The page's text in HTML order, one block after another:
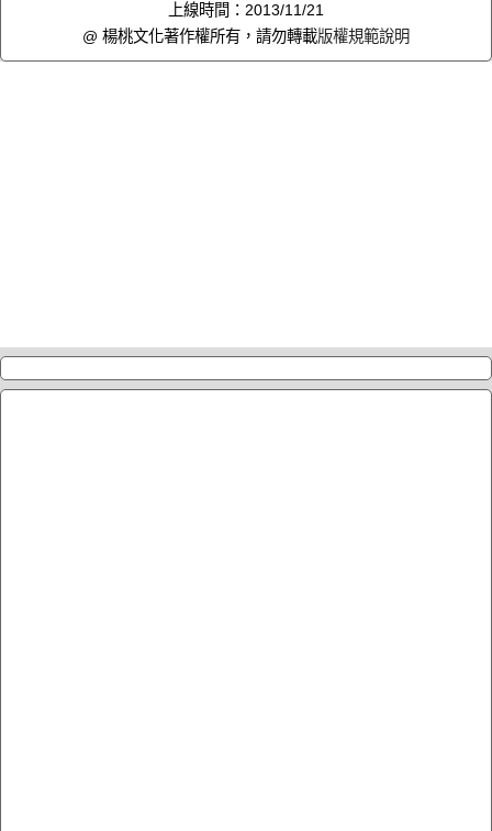
上線時間：2013/11/21
@ 楊桃文化著作權所有，請勿轉載版權規範說明